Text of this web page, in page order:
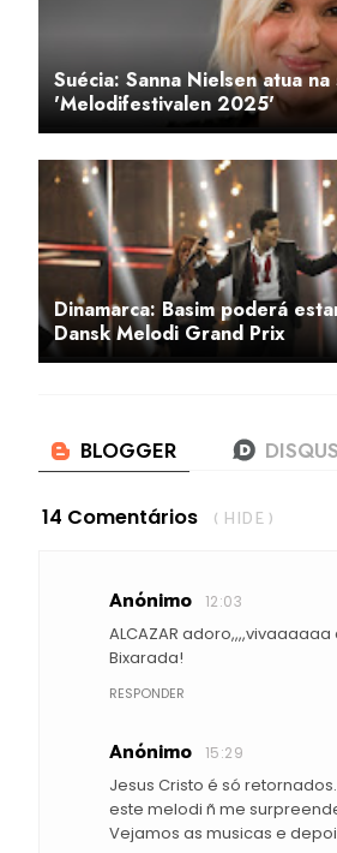
Suécia: Sanna Nielsen atua
'Melodifestivalen 2025'
Dinamarca: Basim poderá
Dansk Melodi Grand Prix
14 Comentários ( HIDE )
Anónimo 12:03
ALCAZAR
Bixarada!
RESPONDER
Anónimo 15:29
Jesus Cristo é só
este melodi ñ me
Vejamos as musicas e